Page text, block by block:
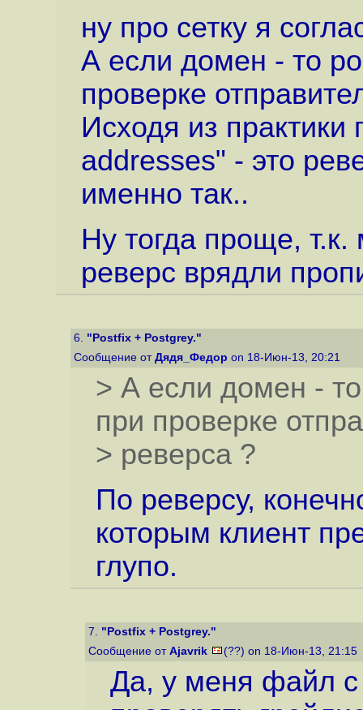
ну про сетку я
А если домен - то
проверке
Исходя из
addresses" - это
именно так..
Ну тогда проще,
реверс врядли
6. "Postfix + Postgrey."
Сообщение от Дядя_Федор on 18-Июн-13, 20:21
> А если домен -
при проверке
> реверса ?
По реверсу,
которым клиент
глупо.
7. "Postfix + Postgrey."
Сообщение от Ajavrik (??) on 18-Июн-13, 21:15
Да, у меня файл